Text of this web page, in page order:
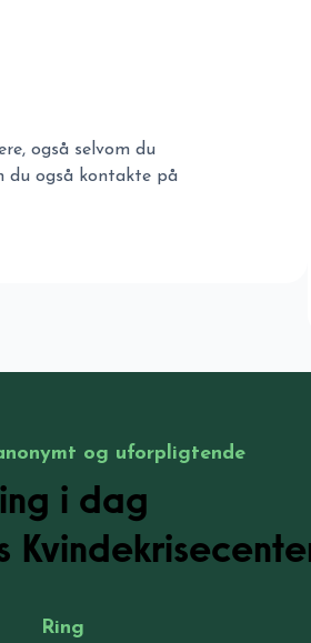
også selvom du
du også kontakte på
og uforpligtende
i dag
Ring